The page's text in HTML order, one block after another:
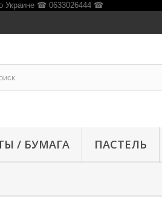
/ БУМАГА ПАСТЕЛЬ